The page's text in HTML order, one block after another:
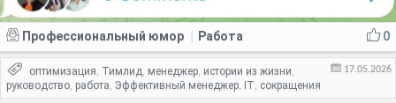
0
Профессиональный юмор Работа
17.05.2026
оптимизация, Тимлид, менеджер, истории из жизни,
руководство, работа, Эффективный менеджер, IT, сокращения